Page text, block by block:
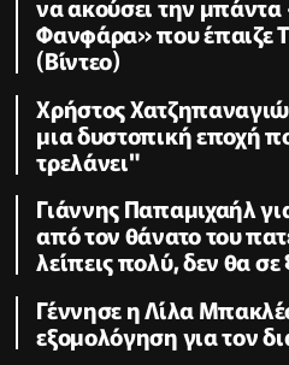
να ακούσει την μπάντα
Φανφάρα» που έπαιζε
(Βίντεο)
Χρήστος
μια δυστοπική εποχή
τρελάνει"
Γιάννης Παπαμιχαήλ
από τον θάνατο του
λείπεις πολύ, δεν θα
Γέννησε η Λίλα
εξομολόγηση για τον